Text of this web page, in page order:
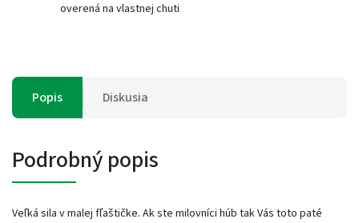
overená na vlastnej chuti
Popis Diskusia
Podrobný popis
Veľká sila v malej fľaštičke. Ak ste milovníci húb tak Vás toto paté